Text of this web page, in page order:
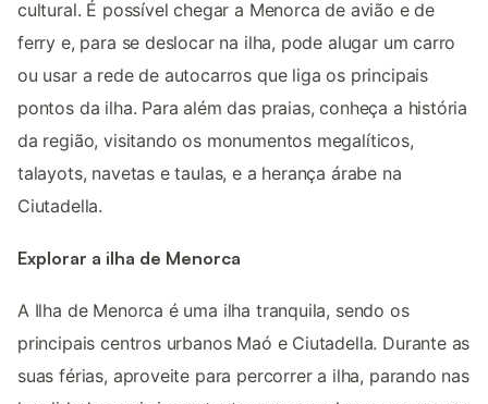
cultural. É possível chegar a Menorca de avião e de
ferry e, para se deslocar na ilha, pode alugar um carro
ou usar a rede de autocarros que liga os principais
pontos da ilha. Para além das praias, conheça a história
da região, visitando os monumentos megalíticos,
talayots, navetas e taulas, e a herança árabe na
Ciutadella.
Explorar a ilha de Menorca
A Ilha de Menorca é uma ilha tranquila, sendo os
principais centros urbanos Maó e Ciutadella. Durante as
suas férias, aproveite para percorrer a ilha, parando nas